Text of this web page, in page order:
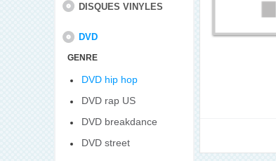
DISQUES VINYLES
DVD
GENRE
DVD hip hop
DVD rap US
DVD breakdance
DVD street